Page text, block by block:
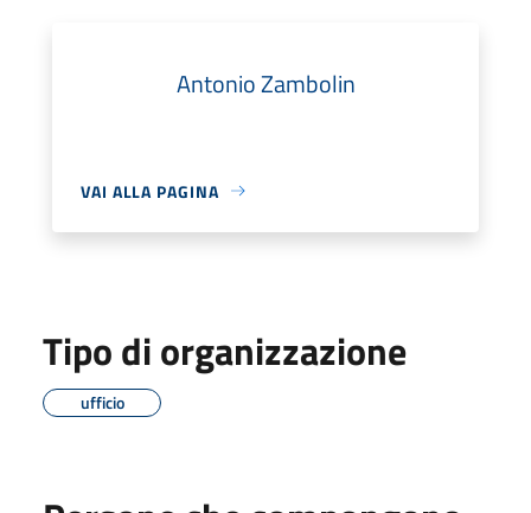
Antonio Zambolin
VAI ALLA PAGINA
Tipo di organizzazione
ufficio